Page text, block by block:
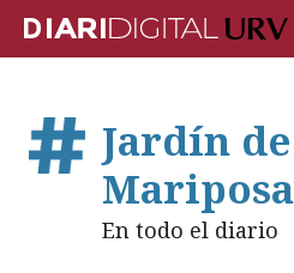
INVESTIGACIÓN
DOCENCIA
Jardín
En todo el diario